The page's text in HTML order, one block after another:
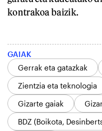
kontrakoa baizik.
GAIAK
Gerrak eta gatazkak
Zientzia eta teknologia
Gizarte gaiak
BDZ (Boikota,